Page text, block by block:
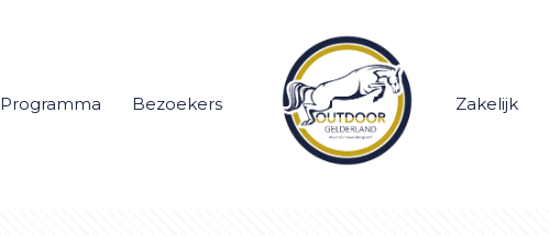
Programma Bezoekers Zakelijk